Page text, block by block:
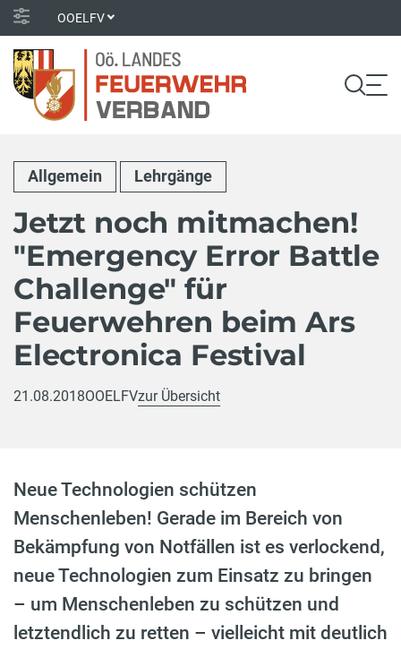
OOELFV
Allgemein Lehrgänge
Jetzt noch mitmachen!
"Emergency Error Battle
Challenge" für
Feuerwehren beim Ars
Electronica Festival
21.08.2018OOELFVzur Übersicht
Neue Technologien schützen
Menschenleben! Gerade im Bereich von
Bekämpfung von Notfällen ist es verlockend,
neue Technologien zum Einsatz zu bringen
– um Menschenleben zu schützen und
letztendlich zu retten – vielleicht mit deutlich